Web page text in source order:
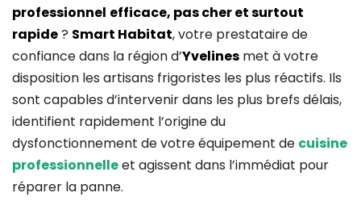
professionnel efficace, pas cher et surtout
rapide? Smart Habitat, votre prestataire de
confiance dans la région d’Yvelines met à votre
disposition les artisans frigoristes les plus réactifs. Ils
sont capables d’intervenir dans les plus brefs délais,
identifient rapidement l’origine du
dysfonctionnement de votre équipement de cuisine
professionnelleet agissent dans l’immédiat pour
réparer la panne.